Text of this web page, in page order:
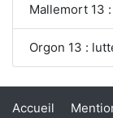
Mallemort 13
Orgon 13 :
Accueil